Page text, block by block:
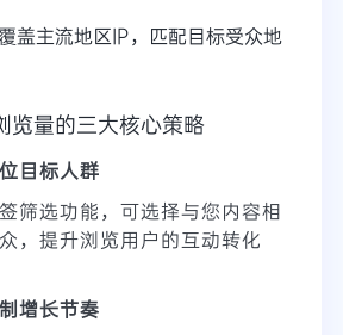
盖主流地区IP，匹配目标受众地
量的三大核心策略
目标人群
筛选功能，可选择与您内容相
，提升浏览用户的互动转化
增长节奏